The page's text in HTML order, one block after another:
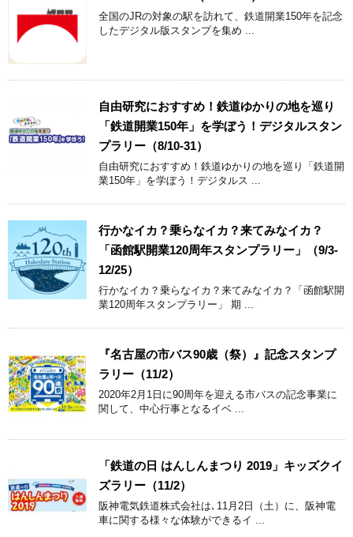
全国のJRの対象の駅を訪れて、鉄道開業150年を記念
したデジタル版スタンプを集め ...
自由研究におすすめ！鉄道ゆかりの地を巡り
「鉄道開業150年」を学ぼう！デジタルスタン
プラリー（8/10-31）
自由研究におすすめ！鉄道ゆかりの地を巡り「鉄道開
業150年」を学ぼう！デジタルス ...
行かなイカ？乗らなイカ？来てみなイカ？
「函館駅開業120周年スタンプラリー」（9/3-
12/25）
行かなイカ？乗らなイカ？来てみなイカ？「函館駅開
業120周年スタンプラリー」 期 ...
『名古屋の市バス90歳（祭）』記念スタンプ
ラリー（11/2）
2020年2月1日に90周年を迎える市バスの記念事業に
関して、中心行事となるイベ ...
「鉄道の日 はんしんまつり 2019」キッズクイ
ズラリー（11/2）
阪神電気鉄道株式会社は､11月2日（土）に、阪神電
車に関する様々な体験ができるイ ...